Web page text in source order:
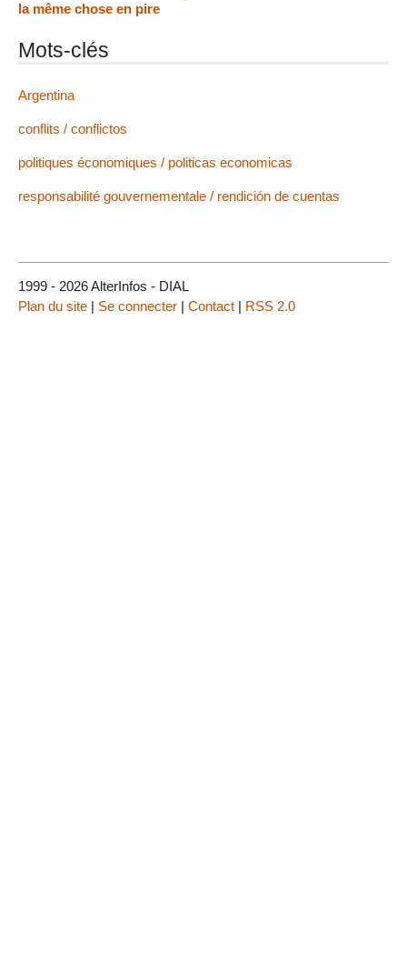
la même chose en pire
Mots-clés
Argentina
conflits / conflictos
politiques économiques / politicas economicas
responsabilité gouvernementale / rendición de cuentas
1999 - 2026 AlterInfos - DIAL
Plan du site
Se connecter Contact RSS 2.0